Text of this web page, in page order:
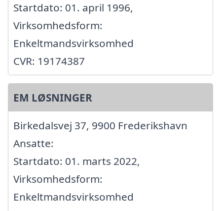
Startdato: 01. april 1996,
Virksomhedsform:
Enkeltmandsvirksomhed
CVR: 19174387
EM LØSNINGER
Birkedalsvej 37, 9900 Frederikshavn
Ansatte:
Startdato: 01. marts 2022,
Virksomhedsform:
Enkeltmandsvirksomhed